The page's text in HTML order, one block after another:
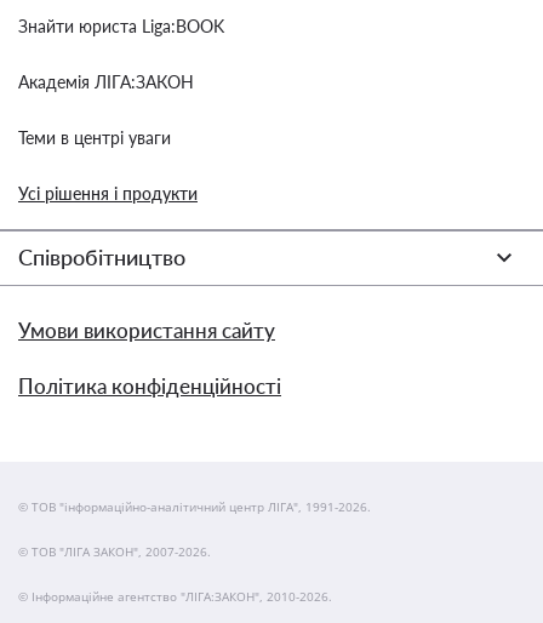
Знайти юриста Liga:BOOK
Академія ЛІГА:ЗАКОН
Теми в центрі уваги
Усі рішення і продукти
Співробітництво
Умови використання сайту
Політика конфіденційності
© ТОВ "інформаційно-аналітичний центр ЛІГА", 1991-2026.
© ТОВ "ЛІГА ЗАКОН", 2007-2026.
© Інформаційне агентство "ЛІГА:ЗАКОН", 2010-2026.